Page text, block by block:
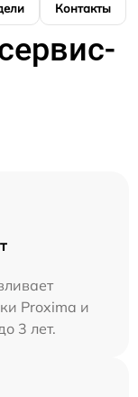
Контакты
Proxima и
3 лет.